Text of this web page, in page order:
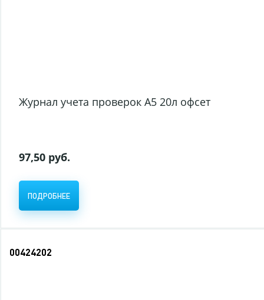
Журнал учета проверок А5 20л офсет
97,50 руб.
ПОДРОБНЕЕ
00424202